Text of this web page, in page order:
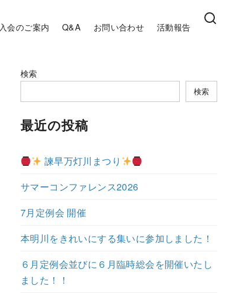
入会のご案内 Q&A お問い合わせ 活動報告
検索
検索
最近の投稿
諫早万灯川まつり
サマーコンファレンス2026
7月定例会 開催
本明川をきれいにする集いに参加しました！
６月定例会並びに６月臨時総会を開催いたし
ました！！